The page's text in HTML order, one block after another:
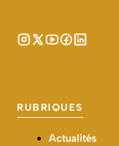
RUBRIQUES
Actualités